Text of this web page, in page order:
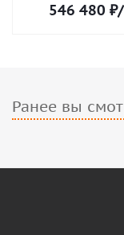
546 480 ₽
Ранее вы